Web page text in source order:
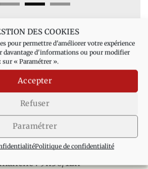
DES COOKIES
pour permettre d'améliorer votre expérience
davantage d'informations ou pour modifier
sur « Paramétrer ».
Accepter
Refuser
Paramétrer
Politique de confidentialité
Agnès SAND
99 - 3 Route de Strasbourg
Lundi au Vendredi
12h - 14h/19h
: 8h30/12h - 14h/17h
: 9h30/12h